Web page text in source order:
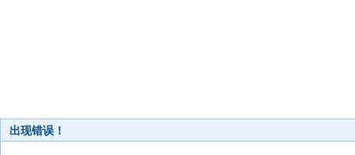
出现错误！